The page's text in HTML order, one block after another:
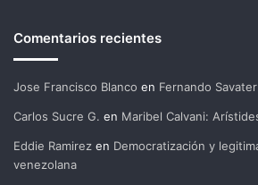
Comentarios recientes
Jose Francisco Blanco en Fernando
Carlos Sucre G. en Maribel Calvani:
Eddie Ramirez en Democratización y
venezolana